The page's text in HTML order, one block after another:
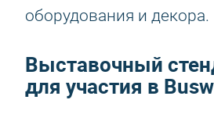
оборудования и декора.
Выставочный
для участия в